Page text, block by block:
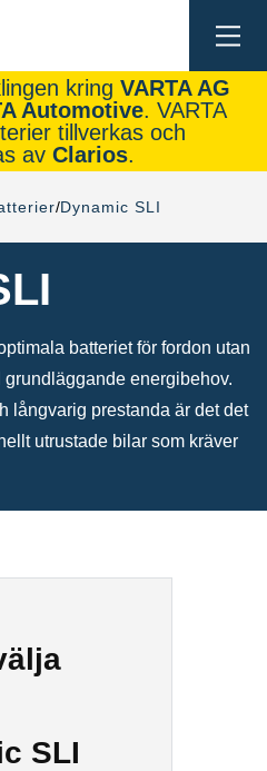
kring VARTA AG
Automotive. VARTA
tillverkas och
av Clarios.
Dynamic SLI
batteriet för fordon utan
energibehov.
långvarig prestanda är det det
utrustade bilar som kräver
SLI